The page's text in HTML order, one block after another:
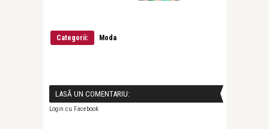
Categorii: Moda
LASĂ UN COMENTARIU:
Login cu Facebook